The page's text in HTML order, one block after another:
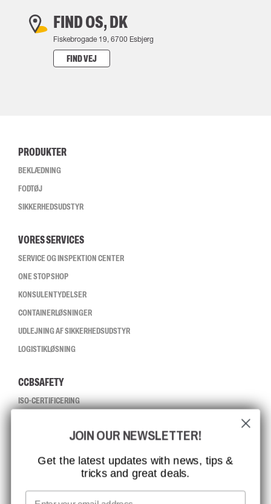
FIND OS, DK
Fiskebrogade 19, 6700 Esbjerg
FIND VEJ
PRODUKTER
BEKLÆDNING
FODTØJ
SIKKERHEDSUDSTYR
VORES SERVICES
SERVICE OG INSPEKTION CENTER
ONE STOP SHOP
KONSULENTYDELSER
CONTAINERLØSNINGER
UDLEJNING AF SIKKERHEDSUDSTYR
LOGISTIKLØSNING
CCBSAFETY
ISO-CERTIFICERING
MISSION, VISION OG VÆRDIER
KONTAKT
JOB HOS CCBSAFETY
MEDIA
JOIN OUR NEWSLETTER!
Get the latest updates with news, tips &
tricks and great deals.
Email